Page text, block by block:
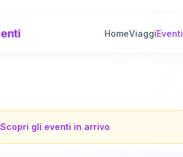
HomeViaggiEventi
Scopri gli eventi in arrivo